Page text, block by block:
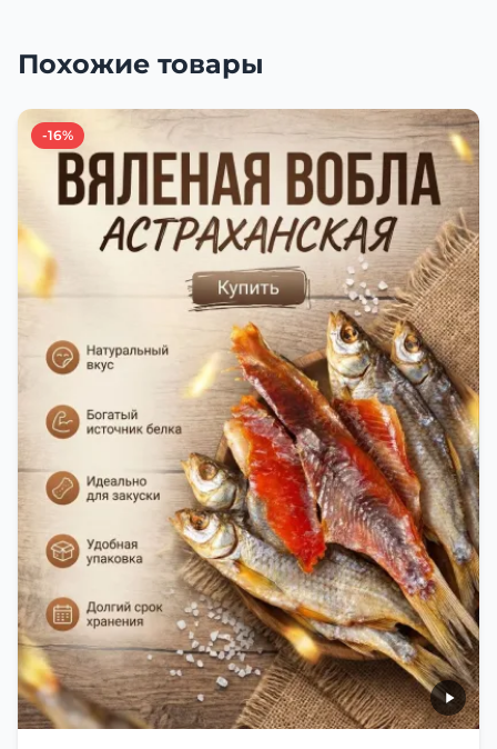
Похожие товары
-16%